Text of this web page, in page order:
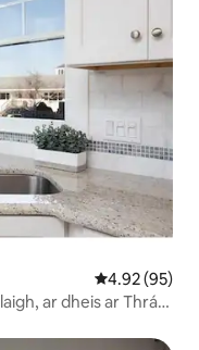
Meánrátáil
4.92 (95)
ar dheis ar Thrá